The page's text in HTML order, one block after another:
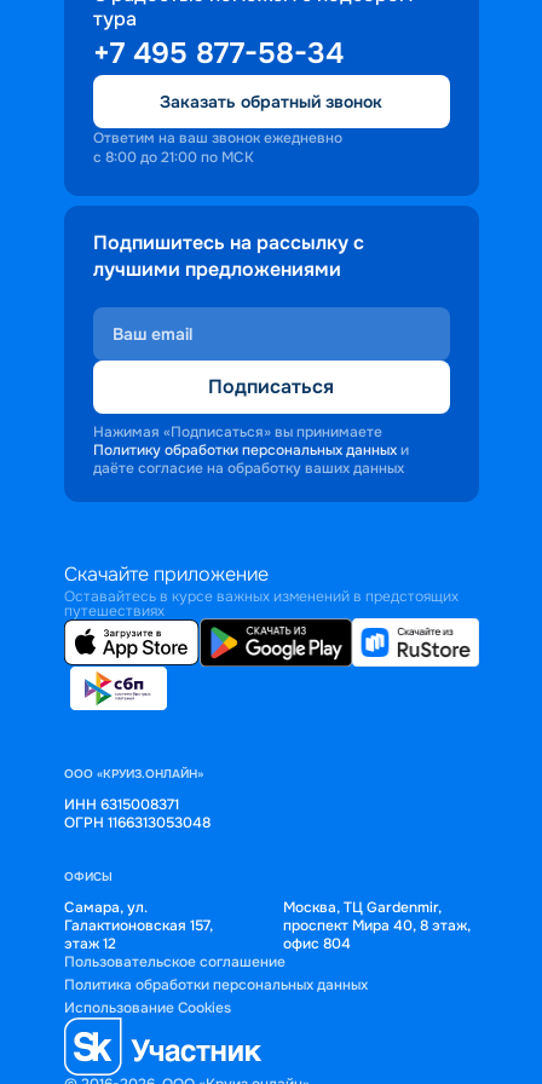
доброжелательность и заинтересованность
персонала корабля в каждом госте.
Ступая на борт теплохода, пассажиры
попадают в совершенно иную атмосферу,
где властвует тяга к приключениям и
открытиям.
тура
+7 495 877-58-34
Заказать обратный звонок
Ответим на ваш звонок ежедневно
с 8:00 до 21:00 по МСК
Подпишитесь на рассылку с
лучшими предложениями
Подписаться
Нажимая «Подписаться» вы принимаете
Политику обработки персональных данных и
даёте согласие на обработку ваших данных
Скачайте приложение
Оставайтесь в курсе важных изменений в предстоящих
путешествиях
ООО «КРУИЗ.ОНЛАЙН»
ИНН 6315008371
ОГРН 1166313053048
ОФИСЫ
Самара, ул.
Галактионовская 157,
этаж 12
Москва, ТЦ Gardenmir,
проспект Мира 40, 8 этаж,
офис 804
Пользовательское соглашение
Политика обработки персональных данных
Использование Cookies